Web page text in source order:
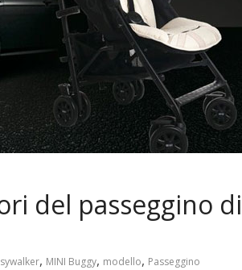
del passeggino di
, MINI Buggy, modello, Passeggino